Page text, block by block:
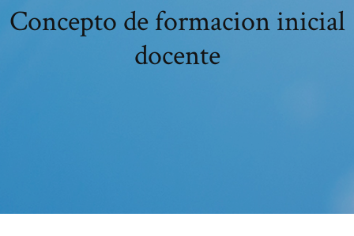
Concepto de formacion inicial
docente